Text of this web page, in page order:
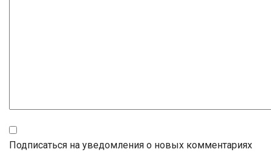
Подписаться на уведомления о новых комментариях